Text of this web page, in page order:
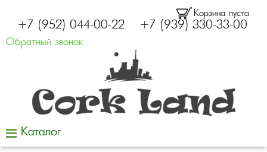
Корзина пуста
+7 (952) 044-00-22 +7 (939) 330-33-00
Обратный звонок
Каталог